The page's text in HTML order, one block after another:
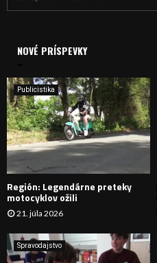
i
e
:
NOVÉ PRÍSPEVKY
Publicistika
Región: Legendárne preteky
motocyklov ožili
21. júla 2026
Spravodajstvo